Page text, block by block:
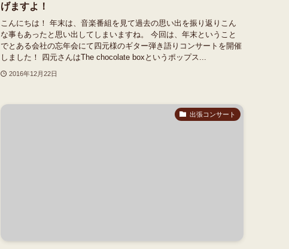
げますよ！
こんにちは！ 年末は、音楽番組を見て過去の思い出を振り返りこん
な事もあったと思い出してしまいますね。 今回は、年末ということ
でとある会社の忘年会にて四元様のギター弾き語りコンサートを開催
しました！ 四元さんはThe chocolate boxというポップス...
2016年12月22日
出張コンサート